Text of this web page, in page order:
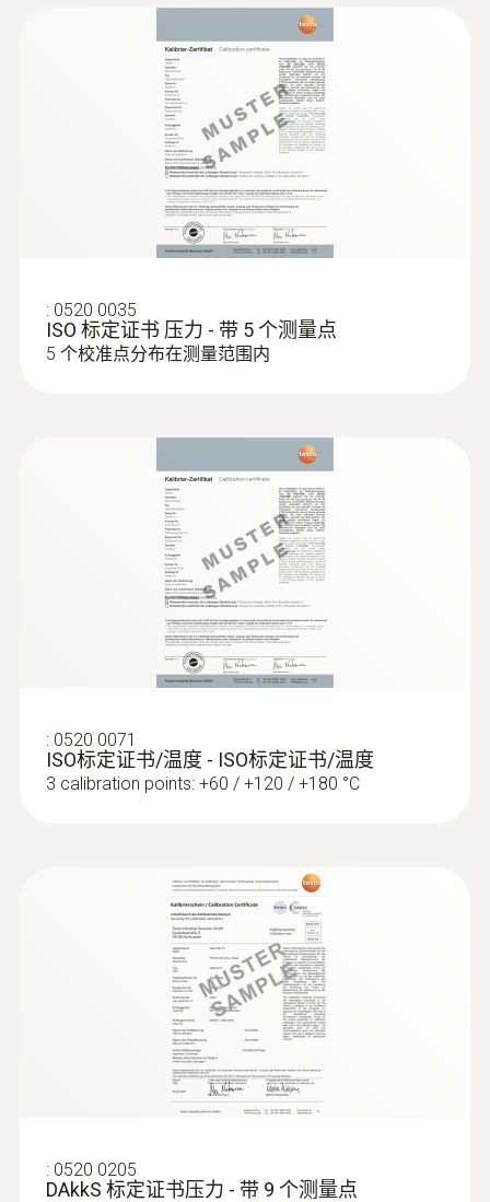
: 0520 0035
ISO 标定证书 压力 - 带 5 个测量点
5 个校准点分布在测量范围内
: 0520 0071
ISO标定证书/温度 - ISO标定证书/温度
3 calibration points: +60 / +120 / +180 °C
: 0520 0205
DAkkS 标定证书压力 - 带 9 个测量点